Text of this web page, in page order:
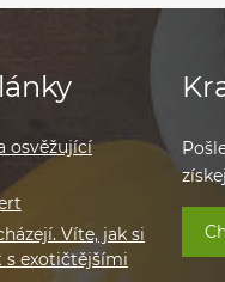
osvěžující
Víte, jak si
s exotičtějšími